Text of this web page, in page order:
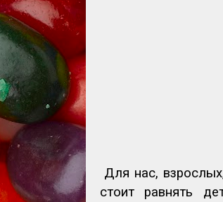
Для нас,
стоит равнять